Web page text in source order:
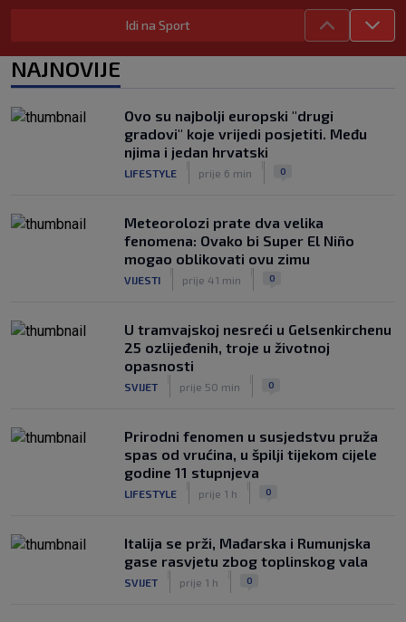
SK
|
prije 1 h
Pobjednički povratak Hajduka na
Preokret u najavi: Barcelona pokušava
Realu oteti Rodrija
SK prije 3 h
Idi na Sport
NAJNOVIJE
Ovo su najbolji europski "drugi
gradovi" koje vrijedi posjetiti. Među
njima i jedan hrvatski
LIFESTYLE prije 6 min 0
Meteorolozi prate dva velika
fenomena: Ovako bi Super El Niño
mogao oblikovati ovu zimu
VIJESTI prije 41 min 0
U tramvajskoj nesreći u Gelsenkirchenu
25 ozlijeđenih, troje u životnoj
opasnosti
SVIJET prije 50 min 0
Prirodni fenomen u susjedstvu pruža
spas od vrućina, u špilji tijekom cijele
godine 11 stupnjeva
LIFESTYLE prije 1 h 0
Italija se prži, Mađarska i Rumunjska
gase rasvjetu zbog toplinskog vala
SVIJET prije 1 h 0